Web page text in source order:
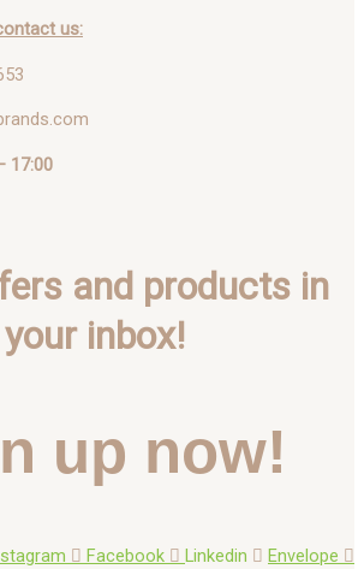
us:
17:00
and products in
your inbox!
up now!
Facebook Linkedin Envelope